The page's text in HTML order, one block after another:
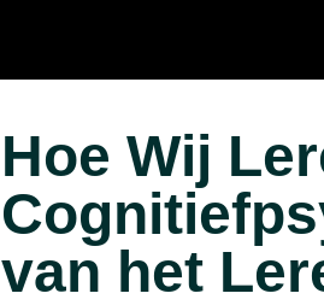
Hoe Wij
van het